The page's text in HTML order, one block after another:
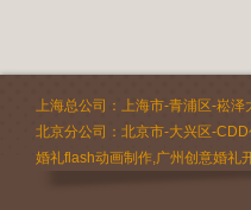
上海总公司：上海市-青浦区-崧
北京分公司：北京市-大兴区-
婚礼flash动画制作,广州创意婚礼